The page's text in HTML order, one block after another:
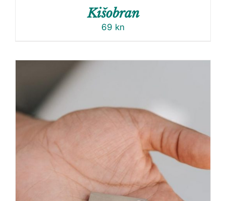
Kišobran
69 kn